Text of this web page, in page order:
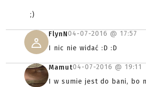
;)
FlynN04-07-2016 @ 17:57
I nic nie widać :D :D
Mamut04-07-2016 @ 19:11
I w sumie jest do bani, bo